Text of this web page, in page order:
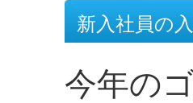
新入社員の
今年の